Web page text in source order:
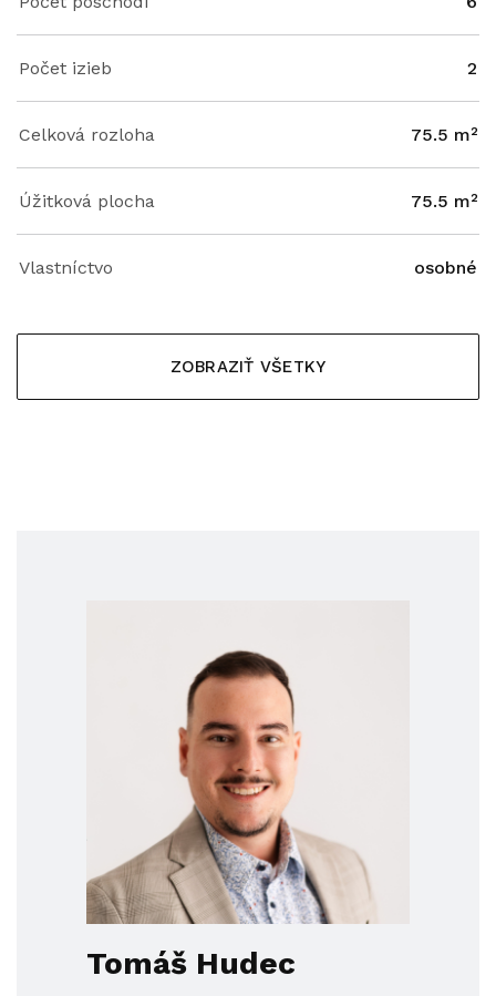
Počet izieb 2
Celková rozloha 75.5 m²
Úžitková plocha 75.5 m²
Vlastníctvo osobné
ZOBRAZIŤ VŠETKY
Tomáš Hudec